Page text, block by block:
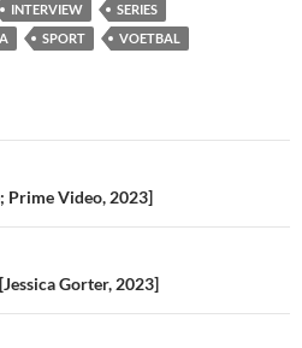
INTERVIEW
SERIES
SPORT
VOETBAL
Prime Video, 2023]
Gorter, 2023]